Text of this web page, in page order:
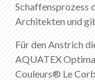
Schaffensprozess
Architekten und
Für den Anstrich
AQUATEX Optima
Couleurs® Le